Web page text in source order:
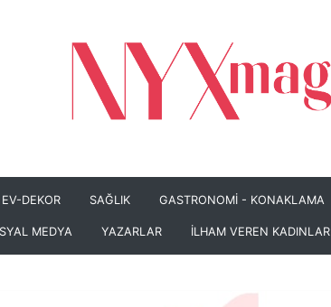
EV-DEKOR SAĞLIK GASTRONOMİ - KONAKLAMA
MEDYA YAZARLAR İLHAM VEREN KADINLAR